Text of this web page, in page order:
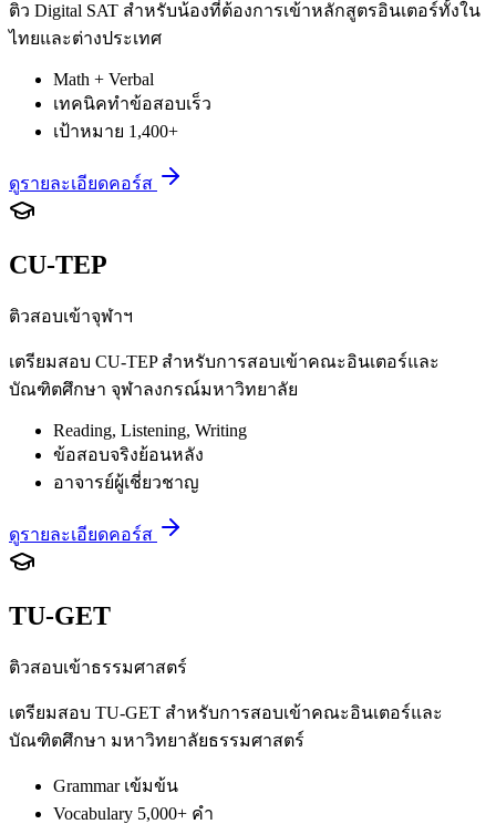
ติว Digital SAT สำหรับน้องที่ต้องการเข้าหลักสูตรอินเตอร์ทั้งใน
ไทยและต่างประเทศ
Math + Verbal
เทคนิคทำข้อสอบเร็ว
เป้าหมาย 1,400+
ดูรายละเอียดคอร์ส
CU-TEP
ติวสอบเข้าจุฬาฯ
เตรียมสอบ CU-TEP สำหรับการสอบเข้าคณะอินเตอร์และ
บัณฑิตศึกษา จุฬาลงกรณ์มหาวิทยาลัย
Reading, Listening, Writing
ข้อสอบจริงย้อนหลัง
อาจารย์ผู้เชี่ยวชาญ
ดูรายละเอียดคอร์ส
TU-GET
ติวสอบเข้าธรรมศาสตร์
เตรียมสอบ TU-GET สำหรับการสอบเข้าคณะอินเตอร์และ
บัณฑิตศึกษา มหาวิทยาลัยธรรมศาสตร์
Grammar เข้มข้น
Vocabulary 5,000+ คำ